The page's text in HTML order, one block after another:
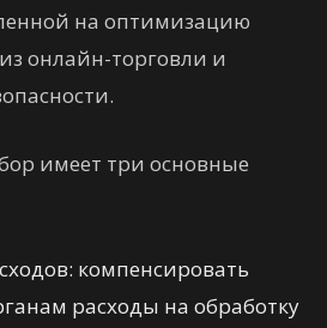
на оптимизацию
онлайн-торговли и
имеет три основные
компенсировать
расходы на обработку